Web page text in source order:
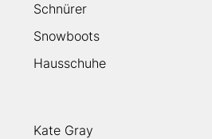
Schnürer
Snowboots
Hausschuhe
Kate Gray